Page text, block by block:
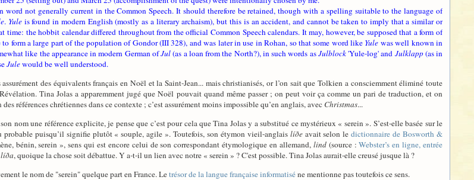
word not generally current in the Common Speech. It should therefore be retained, though with a spelling suitable to the language of
. Yuleis found in modern English (mostly as a literary archaism), but this is an accident, and cannot be taken to imply that a similar or
time: the hobbit calendar differed throughout from the official Common Speech calendars. It may, however, be supposed that a form of
form a large part of the population of Gondor (III 328), and was later in use in Rohan, so that some word like Yule was well known in
like the appearance in modern German ofJul(as a loan from the North?), in such words asJulblock'Yule-log' and Julklapp(as in
Julewould be well understood.
des équivalents français en Noël et la Saint-Jean... mais christianisés, or l’on sait que Tolkien a consciemment éliminé toute
Tina Jolas a apparemment jugé que Noël pouvait quand même passer ; on peut voir ça comme un pari de traduction, et on
références chrétiennes dans ce contexte ; c’est assurément moins impossible qu’en anglais, avec Christmas...
nom une référence explicite, je pense que c’est pour cela que Tina Jolas y a substitué ce mystérieux « serein ». S’est-elle basée sur le
probable puisqu’il signifie plutôt « souple, agile ». Toutefois, son étymon vieil-anglais líðeavait selon ledictionnaire de Bosworth &
bénin, serein », sens qui est encore celui de son correspondant étymologique en allemand, lind(source :Webster’s en ligne, entrée
líða, quoique la chose soit débattue. Y a-t-il un lien avec notre « serein » ? C'est possible. Tina Jolas aurait-elle creusé jusque là ?
le nom de "serein" quelque part en France. Letrésor de la langue française informatiséne mentionne pas toutefois ce sens.